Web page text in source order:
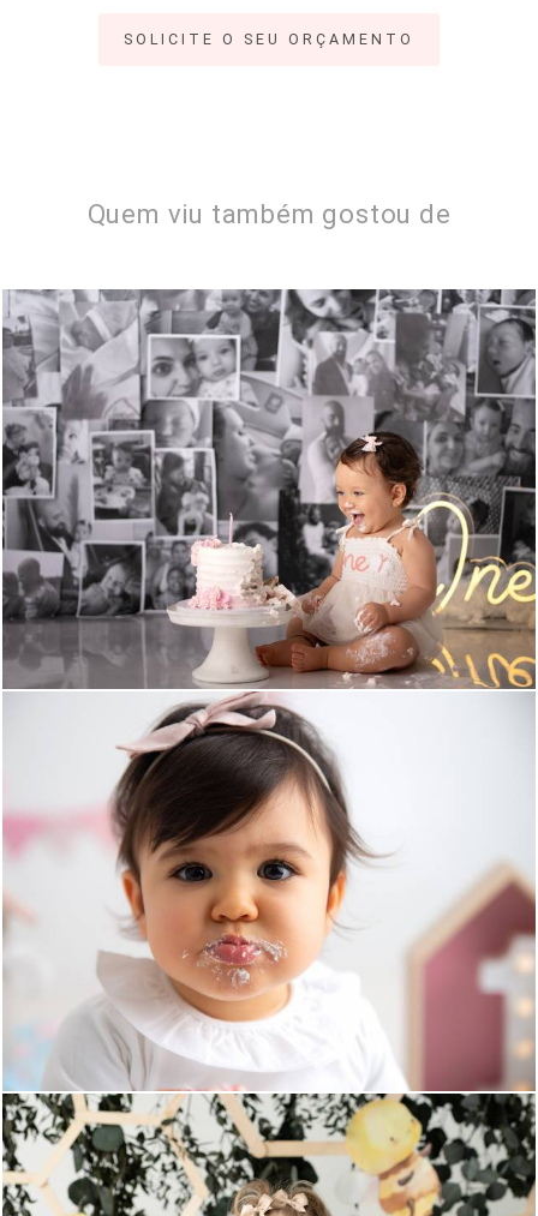
SOLICITE O SEU ORÇAMENTO
Quem viu também gostou de
578 0
1632